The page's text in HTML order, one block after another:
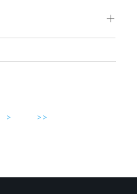
> >>